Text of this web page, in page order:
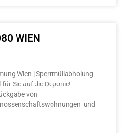
WIEN
Wien | Sperrmüllabholung
Sie auf die Deponie!
von
und